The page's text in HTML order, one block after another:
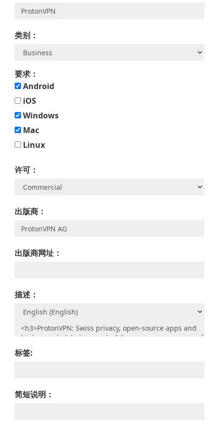
类别：
要求：
Android
iOS
Windows
Mac
Linux
许可：
出版商：
出版商网址：
描述：
标签:
简短说明：